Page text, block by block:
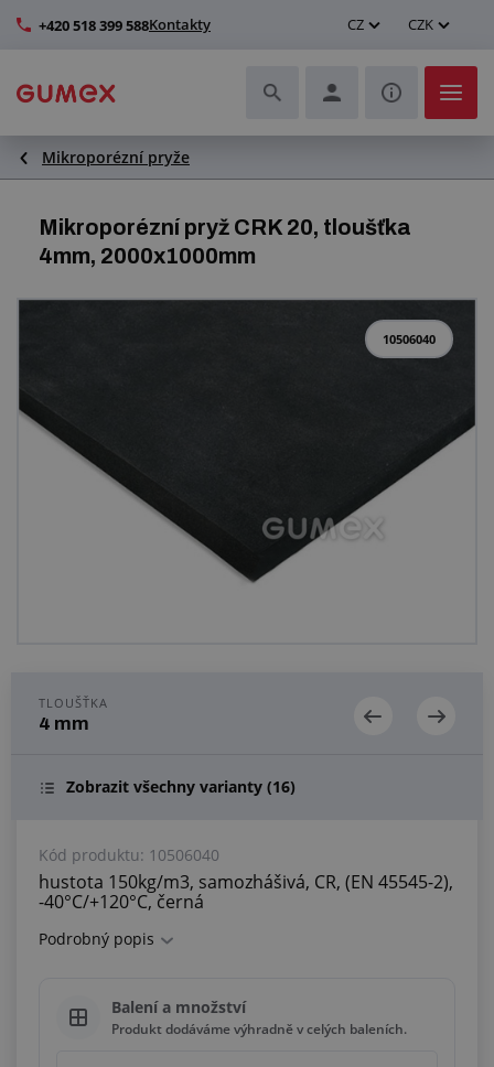
+420 518 399 588Kontakty CZ CZK
Hadice a jejich kompletace
Profily a výroba těsnění
Zlepšení pracovního prostředí
Další pryžové a plastové výrobky
Centrum poptávek
Mikroporézní pryže
Mikroporézní pryž CRK 20, tloušťka
4mm, 2000x1000mm
10506040
TLOUŠŤKA
4 mm
Zobrazit všechny varianty (16)
Kód produktu: 10506040
hustota 150kg/m3, samozhášivá, CR, (EN 45545-2),
-40°C/+120°C, černá
Podrobný popis
Balení a množství
Produkt dodáváme výhradně v celých baleních.